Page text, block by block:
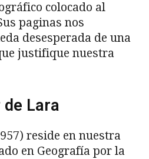
colocado al
paginas nos
desesperada de una
justifique nuestra
de Lara
reside en nuestra
en Geografía por la